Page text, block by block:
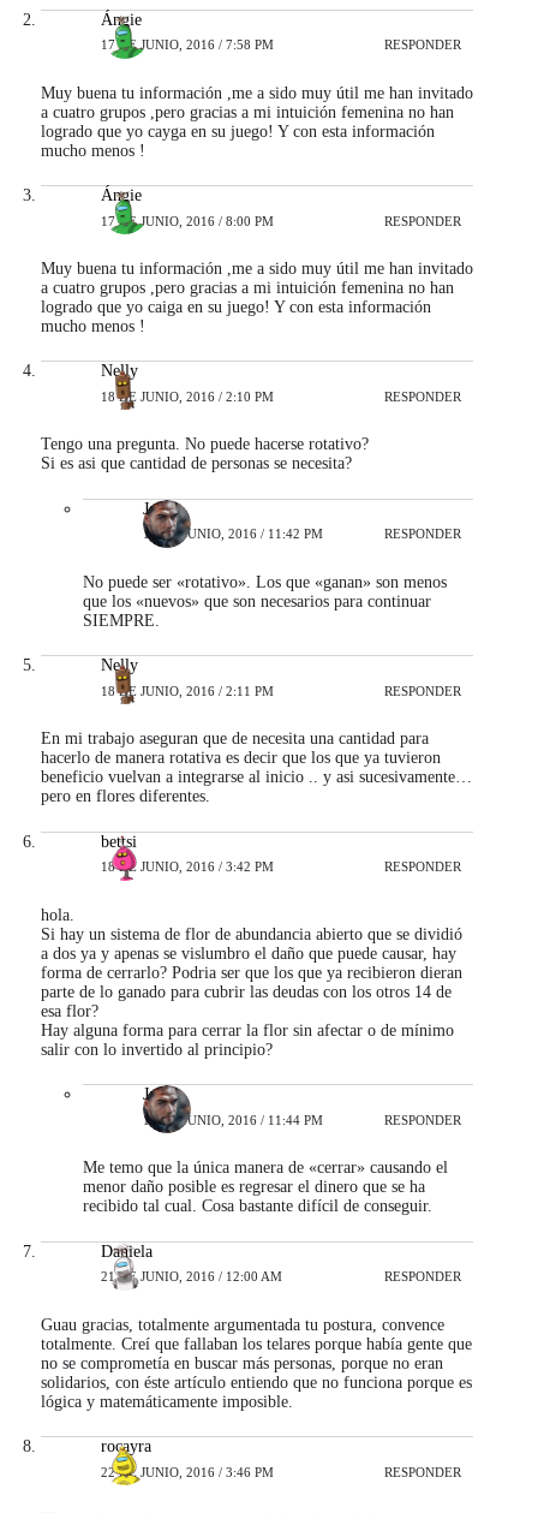
Ángie
17 DE JUNIO, 2016 / 7:58 PM RESPONDER
Muy buena tu información ,me a sido muy útil me han invitado
a cuatro grupos ,pero gracias a mi intuición femenina no han
logrado que yo cayga en su juego! Y con esta información
mucho menos !
Ángie
17 DE JUNIO, 2016 / 8:00 PM RESPONDER
Muy buena tu información ,me a sido muy útil me han invitado
a cuatro grupos ,pero gracias a mi intuición femenina no han
logrado que yo caiga en su juego! Y con esta información
mucho menos !
Nelly
18 DE JUNIO, 2016 / 2:10 PM RESPONDER
Tengo una pregunta. No puede hacerse rotativo?
Si es asi que cantidad de personas se necesita?
Javier
18 DE JUNIO, 2016 / 11:42 PM RESPONDER
No puede ser «rotativo». Los que «ganan» son menos
que los «nuevos» que son necesarios para continuar
SIEMPRE.
Nelly
18 DE JUNIO, 2016 / 2:11 PM RESPONDER
En mi trabajo aseguran que de necesita una cantidad para
hacerlo de manera rotativa es decir que los que ya tuvieron
beneficio vuelvan a integrarse al inicio .. y asi sucesivamente…
pero en flores diferentes.
bettsi
18 DE JUNIO, 2016 / 3:42 PM RESPONDER
hola.
Si hay un sistema de flor de abundancia abierto que se dividió
a dos ya y apenas se vislumbro el daño que puede causar, hay
forma de cerrarlo? Podria ser que los que ya recibieron dieran
parte de lo ganado para cubrir las deudas con los otros 14 de
esa flor?
Hay alguna forma para cerrar la flor sin afectar o de mínimo
salir con lo invertido al principio?
Javier
18 DE JUNIO, 2016 / 11:44 PM RESPONDER
Me temo que la única manera de «cerrar» causando el
menor daño posible es regresar el dinero que se ha
recibido tal cual. Cosa bastante difícil de conseguir.
Daniela
21 DE JUNIO, 2016 / 12:00 AM RESPONDER
Guau gracias, totalmente argumentada tu postura, convence
totalmente. Creí que fallaban los telares porque había gente que
no se comprometía en buscar más personas, porque no eran
solidarios, con éste artículo entiendo que no funciona porque es
lógica y matemáticamente imposible.
rocayra
22 DE JUNIO, 2016 / 3:46 PM RESPONDER